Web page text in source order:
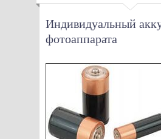
Индивидуальный
фотоаппарата